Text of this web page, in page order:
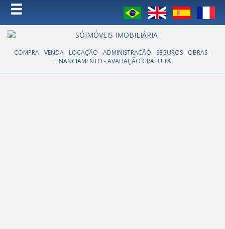
COMPRA - VENDA - LOCAÇÃO - ADMINISTRAÇÃO - SEGUROS - OBRAS -
FINANCIAMENTO - AVALIAÇÃO GRATUITA